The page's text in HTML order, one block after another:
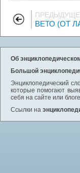
ВЕТО (ОТ
Об
Большой
Энциклопедический
которые помогают
себя на сайте или блоге
Ссылки на